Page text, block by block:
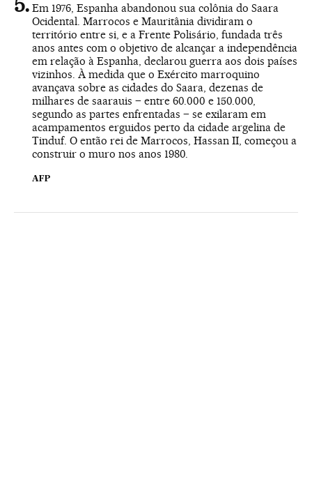
Em 1976, Espanha abandonou sua colônia do Saara
Ocidental. Marrocos e Mauritânia dividiram o
território entre si, e a Frente Polisário, fundada três
anos antes com o objetivo de alcançar a independência
em relação à Espanha, declarou guerra aos dois países
vizinhos. À medida que o Exército marroquino
avançava sobre as cidades do Saara, dezenas de
milhares de saarauis – entre 60.000 e 150.000,
segundo as partes enfrentadas – se exilaram em
acampamentos erguidos perto da cidade argelina de
Tinduf. O então rei de Marrocos, Hassan II, começou a
construir o muro nos anos 1980.
AFP